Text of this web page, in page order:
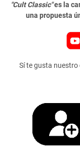
"Cult Classic"es la
una propuesta
Sí te gusta